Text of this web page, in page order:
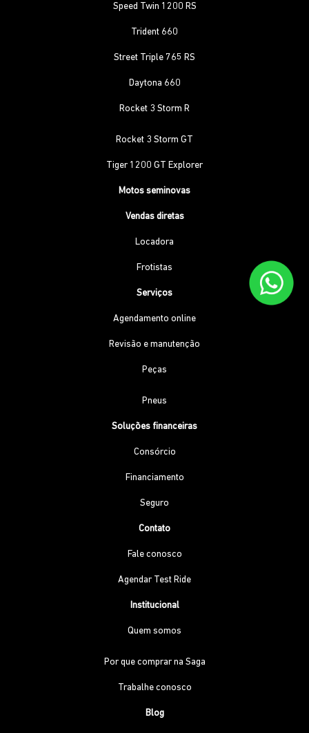
Speed Twin 1200 RS
Trident 660
Street Triple 765 RS
Daytona 660
Rocket 3 Storm R
Rocket 3 Storm GT
Tiger 1200 GT Explorer
Motos seminovas
Vendas diretas
Locadora
Frotistas
Serviços
Agendamento online
Revisão e manutenção
Peças
Pneus
Soluções financeiras
Consórcio
Financiamento
Seguro
Contato
Fale conosco
Agendar Test Ride
Institucional
Quem somos
Por que comprar na Saga
Trabalhe conosco
Blog